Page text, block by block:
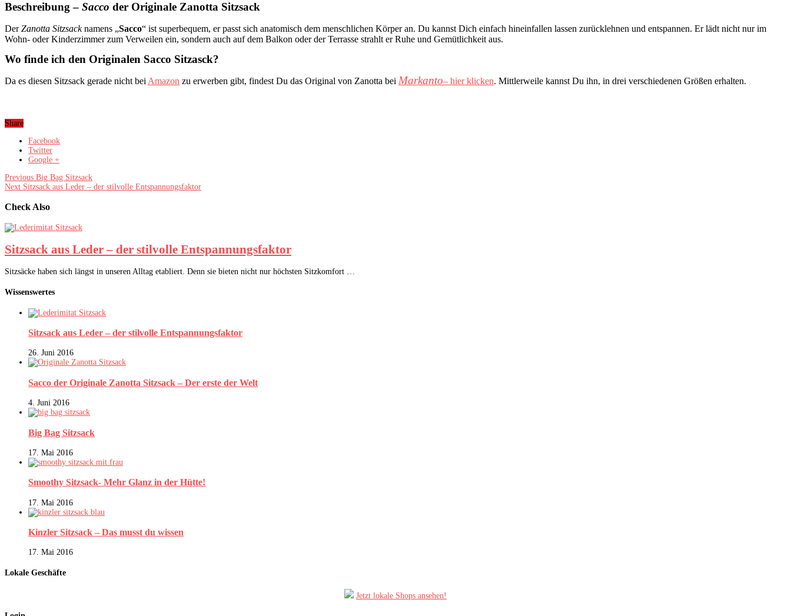
Beschreibung – Sacco der Originale Zanotta Sitzsack
DerZanotta Sitzsacknamens „Sacco“ ist superbequem, er passt sich anatomisch dem menschlichen Körper an. Du kannst Dich einfach hineinfallen lassen zurücklehnen und entspannen. Er lädt nicht nur im
Wohn- oder Kinderzimmer zum Verweilen ein, sondern auch auf dem Balkon oder der Terrasse strahlt er Ruhe und Gemütlichkeit aus.
Wo finde ich den Originalen Sacco Sitzasck?
Da es diesen Sitzsack gerade nicht bei Amazon zu erwerben gibt, findest Du das Original von Zanotta bei Markanto– hier klicken. Mittlerweile kannst Du ihn, in drei verschiedenen Größen erhalten.
Share
Facebook
Twitter
Google +
Previous Big Bag Sitzsack
Next Sitzsack aus Leder – der stilvolle Entspannungsfaktor
Check Also
Sitzsack aus Leder – der stilvolle Entspannungsfaktor
Sitzsäcke haben sich längst in unseren Alltag etabliert. Denn sie bieten nicht nur höchsten Sitzkomfort …
Wissenswertes
Sitzsack aus Leder – der stilvolle Entspannungsfaktor
26. Juni 2016
Sacco der Originale Zanotta Sitzsack – Der erste der Welt
4. Juni 2016
Big Bag Sitzsack
17. Mai 2016
Smoothy Sitzsack- Mehr Glanz in der Hütte!
17. Mai 2016
Kinzler Sitzsack – Das musst du wissen
17. Mai 2016
Lokale Geschäfte
Jetzt lokale Shops ansehen!